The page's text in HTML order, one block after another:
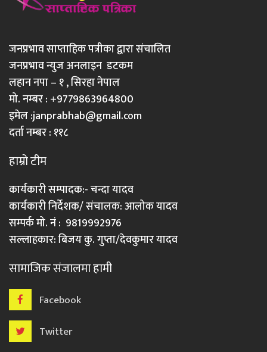
जनप्रभाव साप्ताहिक पत्रीका द्वारा संचालित
जनप्रभाव न्युज अनलाइन डटकम
लहान नपा – १ , सिरहा नेपाल
मो. नम्बर : +9779863964800
इमेल :janprabhab@gmail.com
दर्ता नम्बर : ११८
हाम्रो टीम
कार्यकारी सम्पादक:- चन्दा यादव
कार्यकारी निर्देशक/ संचालक: आलोक यादव
सम्पर्क मो. नं : 9819992976
सल्लाहकार: बिजय कु. गुप्ता/देवकुमार यादव
सामाजिक संजालमा हामी
Facebook
Twitter